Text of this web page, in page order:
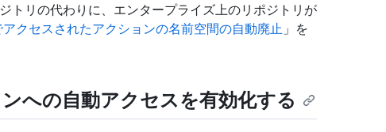
トリの代わりに、エンタープライズ上のリポジトリが
クセスされたアクションの名前空間の自動廃止 」を
への自動アクセスを有効化する